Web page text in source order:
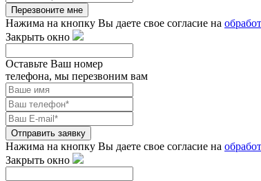
Перезвоните мне
Нажима на кнопку Вы даете свое согласие на
Закрыть окно
Оставьте Ваш номер
телефона, мы перезвоним вам
Отправить заявку
Нажима на кнопку Вы даете свое согласие на
Закрыть окно